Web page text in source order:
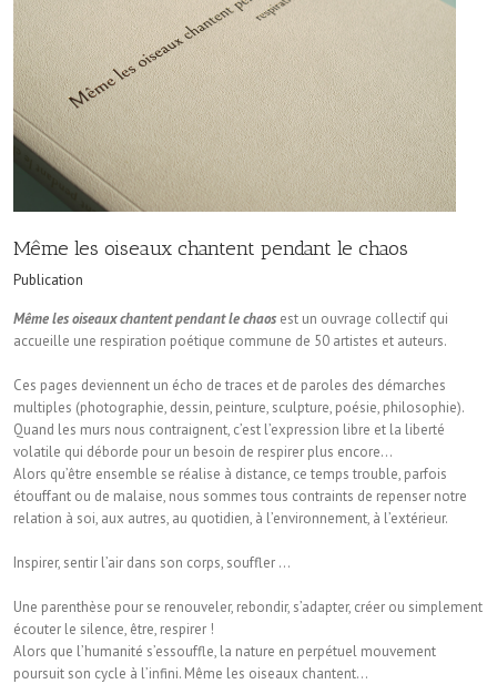
Même les oiseaux chantent pendant le chaos
Publication
Même les oiseaux chantent pendant le chaos est un ouvrage collectif qui
accueille une respiration poétique commune de 50 artistes et auteurs.
Ces pages deviennent un écho de traces et de paroles des démarches
multiples (photographie, dessin, peinture, sculpture, poésie, philosophie).
Quand les murs nous contraignent, c’est l’expression libre et la liberté
volatile qui déborde pour un besoin de respirer plus encore…
Alors qu’être ensemble se réalise à distance, ce temps trouble, parfois
étouffant ou de malaise, nous sommes tous contraints de repenser notre
relation à soi, aux autres, au quotidien, à l’environnement, à l’extérieur.
Inspirer, sentir l’air dans son corps, souffler …
Une parenthèse pour se renouveler, rebondir, s’adapter, créer ou simplement
écouter le silence, être, respirer !
Alors que l’humanité s’essouffle, la nature en perpétuel mouvement
poursuit son cycle à l’infini. Même les oiseaux chantent…